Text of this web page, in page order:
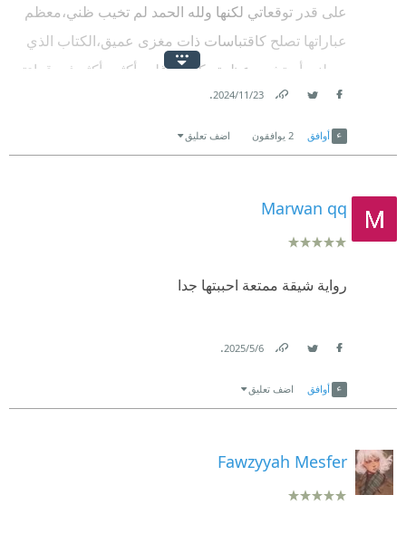
على قدر توقعاتي لكنها ولله الحمد لم تخيب ظني،معظم
عباراتها تصلح كاقتباسات ذات مغزى عميق،الكتاب الذي
يجعلني أستشعر عظمته كلما توغلت أكثر وأكثر في قراءته
هو الكتاب الذي تدرك أنه لن يفارق ذاكرتك،ثق أنك ستظل
منتشياً حتى بعد أن تفرغ منه مخلفاً فيك شيئاً قد تغير دون
أن تدرك مدى تأثيره سوى على المدى البعيد❤
الترجمة الفائقة الجمال❤
23‏/11‏/2024
.
أوافق 2 يوافقون اضف تعليق
Marwan qq
رواية شيقة ممتعة احببتها جدا
6‏/5‏/2025
.
أوافق اضف تعليق
Fawzyyah Mesfer